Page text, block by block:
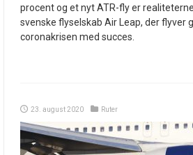
procent og et nyt ATR-fly er
svenske flyselskab Air Leap, der flyver
coronakrisen med succes.
23. august 2020 Ruter